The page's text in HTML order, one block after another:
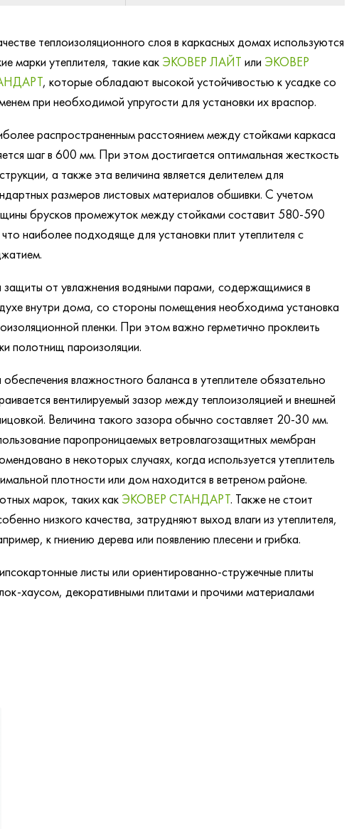
теплоизоляционного слоя в каркасных домах используются
марки утеплителя, такие как ЭКОВЕР ЛАЙТ или ЭКОВЕР
, которые обладают высокой устойчивостью к усадке со
при необходимой упругости для установки их враспор.
распространенным расстоянием между стойками каркаса
шаг в 600 мм. При этом достигается оптимальная жесткость
а также эта величина является делителем для
размеров листовых материалов обшивки. С учетом
брусков промежуток между стойками составит 580-590
наиболее подходяще для установки плит утеплителя с
защиты от увлажнения водяными парами, содержащимися в
внутри дома, со стороны помещения необходима установка
пленки. При этом важно герметично проклеить
полотнищ пароизоляции.
влажностного баланса в утеплителе обязательно
вентилируемый зазор между теплоизоляцией и внешней
Величина такого зазора обычно составляет 20-30 мм.
паропроницаемых ветровлагозащитных мембран
в некоторых случаях, когда используется утеплитель
плотности или дом находится в ветреном районе.
марок, таких как ЭКОВЕР СТАНДАРТ. Также не стоит
низкого качества, затрудняют выход влаги из утеплителя,
к гниению дерева или появлению плесени и грибка.
листы или ориентированно-стружечные плиты
хаусом, декоративными плитами и прочими материалами